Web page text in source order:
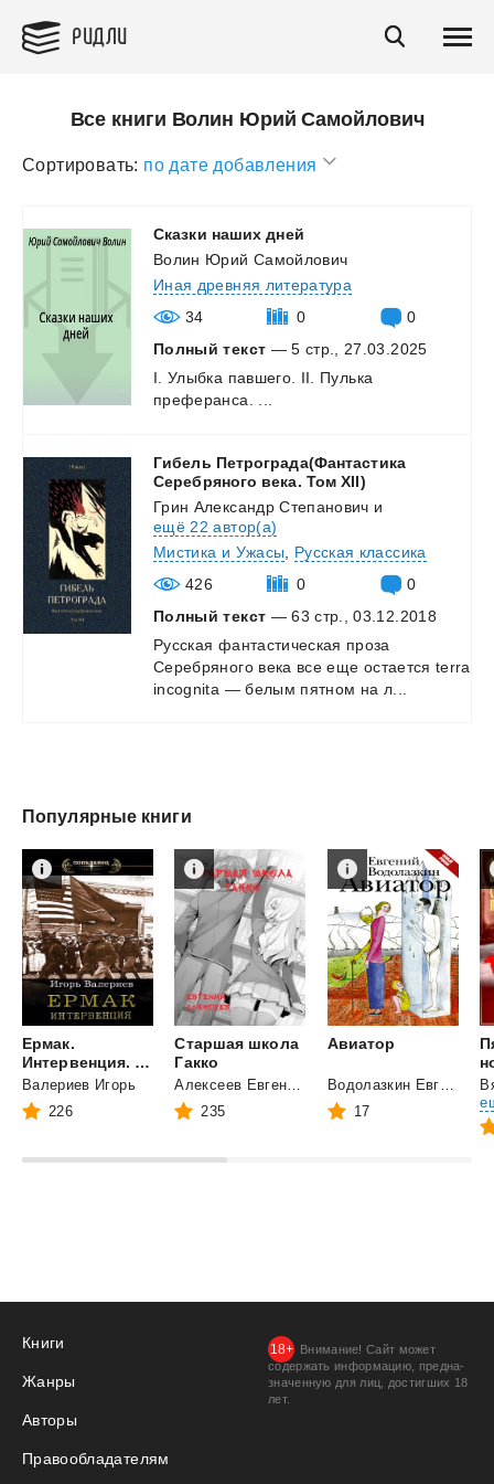
РИДЛИ
Все книги Волин Юрий Самойлович
Сортировать: по дате добавления
Сказки наших дней
Волин Юрий Самойлович
Иная древняя литература
34
0
0
Полный текст — 5 стр., 27.03.2025
I.
Улыбка павшего. II.
Пулька
преферанса.
Гибель Петрограда(Фантастика
Серебряного века. Том XII)
Грин Александр Степанович и
ещё 22 автор(а)
Мистика и Ужасы
Русская классика
426
0
0
Полный текст — 63 стр., 03.12.2018
Русская фантастическая проза
Серебряного века все еще остается terra
incognita — белым пятном на л...
Популярные книги
Ермак.
Интервенция. Книга восьмая.
Валериев Игорь
226
Старшая школа
Гакко
235
Авиатор
17
Книги
Жанры
Авторы
Правообладателям
Внимание! Сайт может
содержать информацию, предна­
значенную для лиц, дости­гших 18
лет.